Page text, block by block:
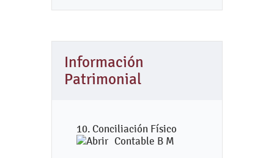
Información
Patrimonial
10. Conciliación Físico
Contable B M